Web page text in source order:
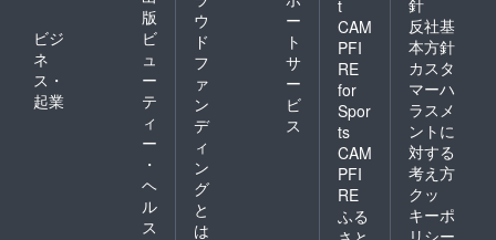
版
ビジ
ネ
ス・
起業
ビ
ュ
ー
テ
ィ
ー
・
ヘ
ル
ス
ウ
ド
フ
ァ
ン
デ
ィ
ン
グ
と
は
ー
ト
サ
ー
ビ
ス
t
CAM
PFI
RE
for
Spor
ts
CAM
PFI
RE
ふる
針
反社基
本方針
カスタ
マーハ
ラスメ
ントに
対する
考え方
クッ
キーポ